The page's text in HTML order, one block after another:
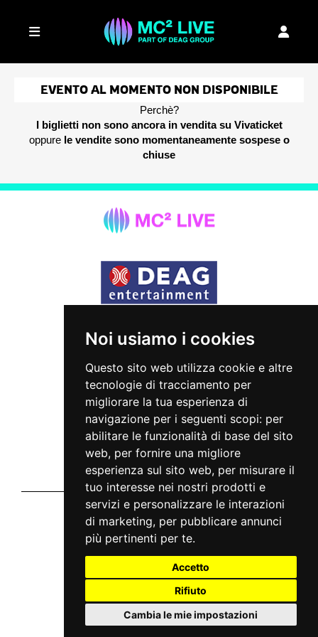
Noi usiamo i cookies
Questo sito web utilizza cookie e altre
tecnologie di tracciamento per
migliorare la tua esperienza di
navigazione per i seguenti scopi: per
abilitare le funzionalità di base del sito
web, per fornire una migliore
esperienza sul sito web, per misurare il
tuo interesse nei nostri prodotti e
servizi e personalizzare le interazioni
di marketing, per pubblicare annunci
più pertinenti per te.
Accetto
Rifiuto
Cambia le mie impostazioni
EVENTO AL MOMENTO NON DISPONIBILE
Perchè?
I biglietti non sono ancora in vendita su Vivaticket
oppure le vendite sono momentaneamente sospese o
chiuse
INFO
info@mc2live.it
Informativa sito
Notizie
Tour
Faq
Contatti
Vivaticket
chi siamo
privacy
cookie
Aiuto e Assistenza
guida al servizio
domande frequenti
modalità di pagamento
assistenza